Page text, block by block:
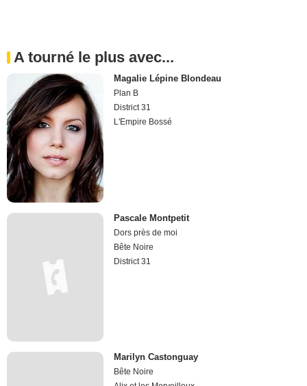
A tourné le plus avec...
Magalie Lépine Blondeau
Plan B
District 31
L'Empire Bossé
Pascale Montpetit
Dors près de moi
Bête Noire
District 31
Marilyn Castonguay
Bête Noire